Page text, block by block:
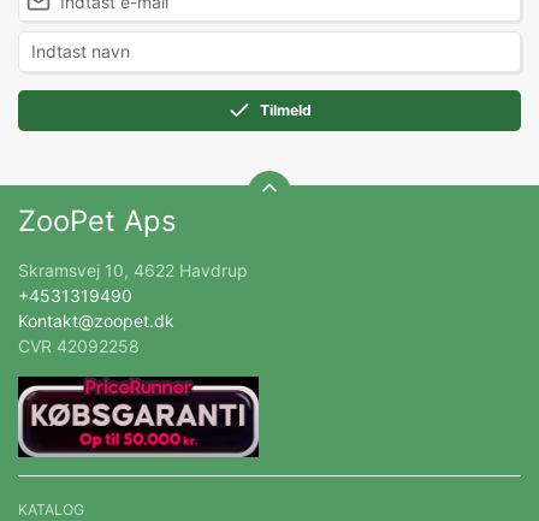
Tilmeld
ZooPet Aps
Skramsvej 10, 4622 Havdrup
+4531319490
Kontakt@zoopet.dk
CVR 42092258
KATALOG